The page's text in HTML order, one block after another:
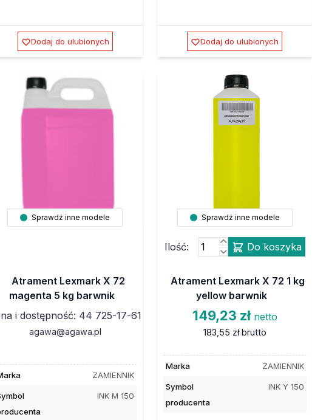
Dodaj do ulubionych Dodaj do ulubionych
Sprawdź inne modele
Atrament Lexmark X 72
magenta 5 kg barwnik
i dostępność: 44 725-17-61
agawa@agawa.pl
ZAMIENNIK
INK M 150
Sprawdź inne modele
Ilość: Do koszyka
Atrament Lexmark X 72 1 kg
yellow barwnik
149,23 zł netto
183,55 zł brutto
Marka ZAMIENNIK
Symbol
producenta
INK Y 150